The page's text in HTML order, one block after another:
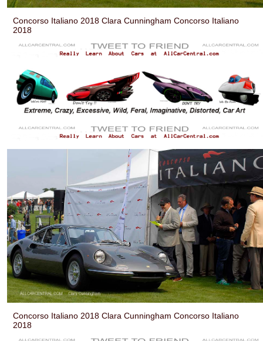
Concorso Italiano 2018 Clara Cunningham Concorso Italiano
2018
Concorso Italiano 2018 Clara Cunningham Concorso Italiano
2018